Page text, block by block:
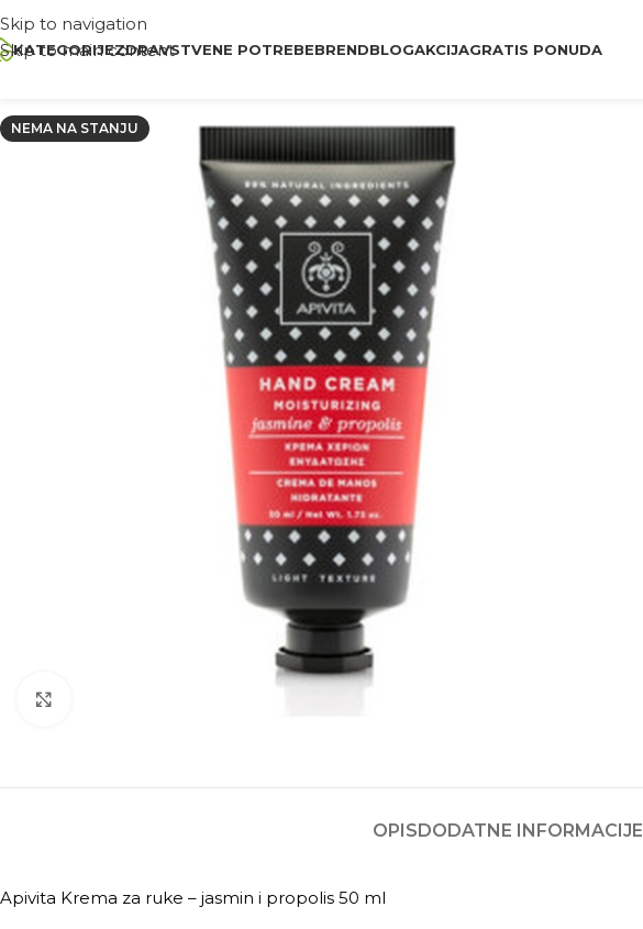
Skip to navigation
Skip to main content
KATEGORIJEZDRAVSTVENE POTREBEBRENDBLOGAKCIJAGRATIS PONUDA
NEMA NA STANJU
OPISDODATNE INFORMACIJE
Apivita Krema za ruke – jasmin i propolis 50 ml